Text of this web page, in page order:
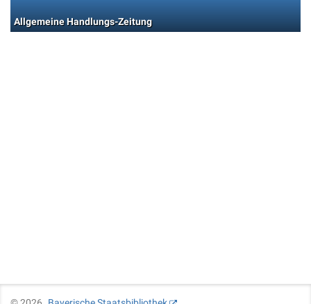
Allgemeine Handlungs-Zeitung